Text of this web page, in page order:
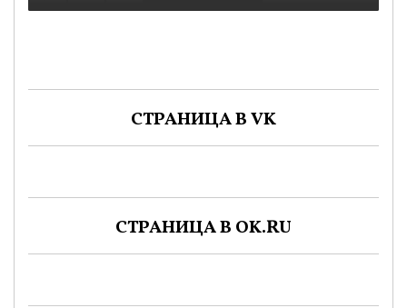
СТРАНИЦА В VK
СТРАНИЦА В OK.RU